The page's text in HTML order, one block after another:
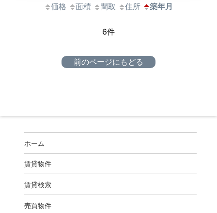
価格 面積 間取 住所 築年月
6件
前のページにもどる
ホーム
賃貸物件
賃貸検索
売買物件